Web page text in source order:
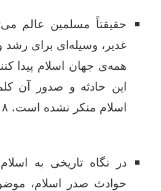
حقیقتاً مسلمین عالم
غدیر، وسیله‌ای برای
همه‌ی جهان اسلام پیدا
این حادثه و صدور آن
اسلام منکر نشده است. ۱۳۷۵/۰۲/۱۸
در نگاه تاریخی به
حوادث صدر اسلام،